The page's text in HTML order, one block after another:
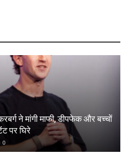
ने मांगी माफी, डीपफेक और बच्चों
पर घिरे
0